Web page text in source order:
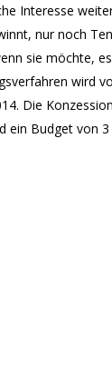
Interesse
nur noch
sie möchte,
wird
Die
ein Budget von